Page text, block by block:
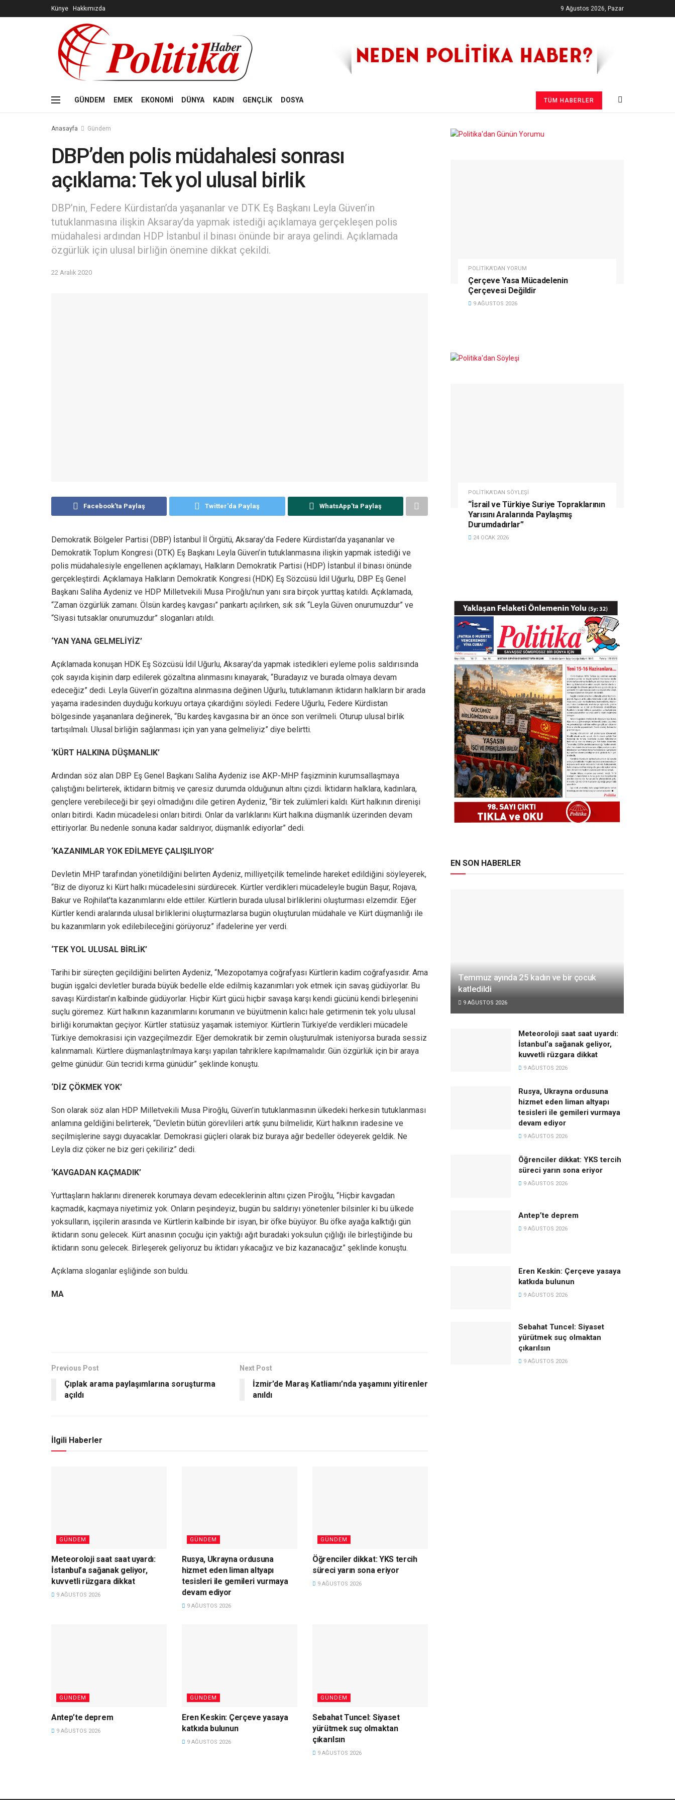
Künye Hakkımızda 9 Ağustos 2026, Pazar
GÜNDEM EMEK EKONOMİ DÜNYA KADIN GENÇLİK DOSYA TÜM HABERLER
Anasayfa Gündem
DBP’den polis müdahalesi sonrası
açıklama: Tek yol ulusal birlik
DBP’nin, Federe Kürdistan’da yaşananlar ve DTK Eş Başkanı Leyla Güven’in
tutuklanmasına ilişkin Aksaray’da yapmak istediği açıklamaya gerçekleşen polis
müdahalesi ardından HDP İstanbul il binası önünde bir araya gelindi. Açıklamada
özgürlük için ulusal birliğin önemine dikkat çekildi.
22 Aralık 2020
Facebook'ta Paylaş Twitter'da Paylaş WhatsApp'ta Paylaş
Demokratik Bölgeler Partisi (DBP) İstanbul İl Örgütü, Aksaray’da Federe Kürdistan’da yaşananlar ve
Demokratik Toplum Kongresi (DTK) Eş Başkanı Leyla Güven’in tutuklanmasına ilişkin yapmak istediği ve
polis müdahalesiyle engellenen açıklamayı, Halkların Demokratik Partisi (HDP) İstanbul il binası önünde
gerçekleştirdi. Açıklamaya Halkların Demokratik Kongresi (HDK) Eş Sözcüsü İdil Uğurlu, DBP Eş Genel
Başkanı Saliha Aydeniz ve HDP Milletvekili Musa Piroğlu’nun yanı sıra birçok yurttaş katıldı. Açıklamada,
“Zaman özgürlük zamanı. Ölsün kardeş kavgası” pankartı açılırken, sık sık “Leyla Güven onurumuzdur” ve
“Siyasi tutsaklar onurumuzdur” sloganları atıldı.
‘YAN YANA GELMELİYİZ’
Açıklamada konuşan HDK Eş Sözcüsü İdil Uğurlu, Aksaray’da yapmak istedikleri eyleme polis saldırısında
çok sayıda kişinin darp edilerek gözaltına alınmasını kınayarak, “Buradayız ve burada olmaya devam
edeceğiz” dedi. Leyla Güven’in gözaltına alınmasına değinen Uğurlu, tutuklamanın iktidarın halkların bir arada
yaşama iradesinden duyduğu korkuyu ortaya çıkardığını söyledi. Federe Uğurlu, Federe Kürdistan
bölgesinde yaşananlara değinerek, “Bu kardeş kavgasına bir an önce son verilmeli. Oturup ulusal birlik
tartışılmalı. Ulusal birliğin sağlanması için yan yana gelmeliyiz” diye belirtti.
‘KÜRT HALKINA DÜŞMANLIK’
Ardından söz alan DBP Eş Genel Başkanı Saliha Aydeniz ise AKP-MHP faşizminin kurumsallaşmaya
çalıştığını belirterek, iktidarın bitmiş ve çaresiz durumda olduğunun altını çizdi. İktidarın halklara, kadınlara,
gençlere verebileceği bir şeyi olmadığını dile getiren Aydeniz, “Bir tek zulümleri kaldı. Kürt halkının direnişi
onları bitirdi. Kadın mücadelesi onları bitirdi. Onlar da varlıklarını Kürt halkına düşmanlık üzerinden devam
ettiriyorlar. Bu nedenle sonuna kadar saldırıyor, düşmanlık ediyorlar” dedi.
‘KAZANIMLAR YOK EDİLMEYE ÇALIŞILIYOR’
Devletin MHP tarafından yönetildiğini belirten Aydeniz, milliyetçilik temelinde hareket edildiğini söyleyerek,
“Biz de diyoruz ki Kürt halkı mücadelesini sürdürecek. Kürtler verdikleri mücadeleyle bugün Başur, Rojava,
Bakur ve Rojhilat’ta kazanımlarını elde ettiler. Kürtlerin burada ulusal birliklerini oluşturması elzemdir. Eğer
Kürtler kendi aralarında ulusal birliklerini oluşturmazlarsa bugün oluşturulan müdahale ve Kürt düşmanlığı ile
bu kazanımların yok edilebileceğini görüyoruz” ifadelerine yer verdi.
‘TEK YOL ULUSAL BİRLİK’
Tarihi bir süreçten geçildiğini belirten Aydeniz, “Mezopotamya coğrafyası Kürtlerin kadim coğrafyasıdır. Ama
bugün işgalci devletler burada büyük bedelle elde edilmiş kazanımları yok etmek için savaş güdüyorlar. Bu
savaşı Kürdistan’ın kalbinde güdüyorlar. Hiçbir Kürt gücü hiçbir savaşa karşı kendi gücünü kendi birleşenini
suçlu göremez. Kürt halkının kazanımlarını korumanın ve büyütmenin kalıcı hale getirmenin tek yolu ulusal
birliği korumaktan geçiyor. Kürtler statüsüz yaşamak istemiyor. Kürtlerin Türkiye’de verdikleri mücadele
Türkiye demokrasisi için vazgeçilmezdir. Eğer demokratik bir zemin oluşturulmak isteniyorsa burada sessiz
kalınmamalı. Kürtlere düşmanlaştırılmaya karşı yapılan tahriklere kapılmamalıdır. Gün özgürlük için bir araya
gelme günüdür. Gün tecridi kırma günüdür” şeklinde konuştu.
‘DİZ ÇÖKMEK YOK’
Son olarak söz alan HDP Milletvekili Musa Piroğlu, Güven’in tutuklanmasının ülkedeki herkesin tutuklanması
anlamına geldiğini belirterek, “Devletin bütün görevlileri artık şunu bilmelidir, Kürt halkının iradesine ve
seçilmişlerine saygı duyacaklar. Demokrasi güçleri olarak biz buraya ağır bedeller ödeyerek geldik. Ne
Leyla diz çöker ne biz geri çekiliriz” dedi.
‘KAVGADAN KAÇMADIK’
Yurttaşların haklarını direnerek korumaya devam edeceklerinin altını çizen Piroğlu, “Hiçbir kavgadan
kaçmadık, kaçmaya niyetimiz yok. Onların peşindeyiz, bugün bu saldırıyı yönetenler bilsinler ki bu ülkede
yoksulların, işçilerin arasında ve Kürtlerin kalbinde bir isyan, bir öfke büyüyor. Bu öfke ayağa kalktığı gün
iktidarın sonu gelecek. Kürt anasının çocuğu için yaktığı ağıt buradaki yoksulun çığlığı ile birleştiğinde bu
iktidarın sonu gelecek. Birleşerek geliyoruz bu iktidarı yıkacağız ve biz kazanacağız” şeklinde konuştu.
Açıklama sloganlar eşliğinde son buldu.
MA
Previous Post
Çıplak arama paylaşımlarına soruşturma
açıldı
Next Post
İzmir’de Maraş Katliamı’nda yaşamını yitirenler
anıldı
İlgili Haberler
GÜNDEM
Meteoroloji saat saat uyardı:
İstanbul’a sağanak geliyor,
kuvvetli rüzgara dikkat
9 AĞUSTOS 2026
GÜNDEM
Rusya, Ukrayna ordusuna
hizmet eden liman altyapı
tesisleri ile gemileri vurmaya
devam ediyor
9 AĞUSTOS 2026
GÜNDEM
Öğrenciler dikkat: YKS tercih
süreci yarın sona eriyor
9 AĞUSTOS 2026
GÜNDEM
Antep’te deprem
9 AĞUSTOS 2026
GÜNDEM
Eren Keskin: Çerçeve yasaya
katkıda bulunun
9 AĞUSTOS 2026
GÜNDEM
Sebahat Tuncel: Siyaset
yürütmek suç olmaktan
çıkarılsın
9 AĞUSTOS 2026
POLITIKA'DAN YORUM
Çerçeve Yasa Mücadelenin
Çerçevesi Değildir
9 AĞUSTOS 2026
POLITIKA'DAN SÖYLEŞI
“İsrail ve Türkiye Suriye Topraklarının
Yarısını Aralarında Paylaşmış
Durumdadırlar”
24 OCAK 2026
EN SON HABERLER
Temmuz ayında 25 kadın ve bir çocuk
katledildi
9 AĞUSTOS 2026
Meteoroloji saat saat uyardı:
İstanbul’a sağanak geliyor,
kuvvetli rüzgara dikkat
9 AĞUSTOS 2026
Rusya, Ukrayna ordusuna
hizmet eden liman altyapı
tesisleri ile gemileri vurmaya
devam ediyor
9 AĞUSTOS 2026
Öğrenciler dikkat: YKS tercih
süreci yarın sona eriyor
9 AĞUSTOS 2026
Antep’te deprem
9 AĞUSTOS 2026
Eren Keskin: Çerçeve yasaya
katkıda bulunun
9 AĞUSTOS 2026
Sebahat Tuncel: Siyaset
yürütmek suç olmaktan
çıkarılsın
9 AĞUSTOS 2026